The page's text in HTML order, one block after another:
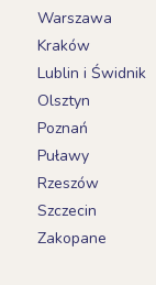
Warszawa
Kraków
Lublin i Świdnik
Olsztyn
Poznań
Puławy
Rzeszów
Szczecin
Zakopane